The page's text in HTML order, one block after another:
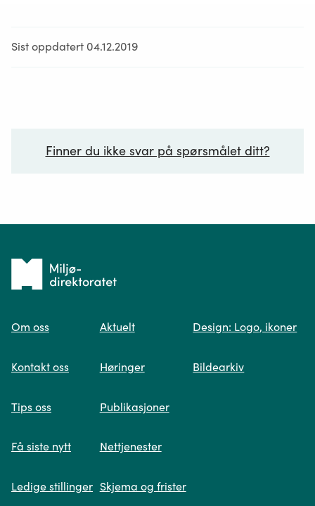
Sist oppdatert 04.12.2019
Finner du ikke svar på spørsmålet ditt?
Spør oss
søk og viser deg vår mest relevante
Tilbake
forsiden
Om oss
Kontakt oss
Tips oss
Få siste nytt
Ledige stillinger
Aktuelt
Høringer
Publikasjoner
Nettjenester
Skjema og frister
Design: Logo, ikoner
Bildearkiv